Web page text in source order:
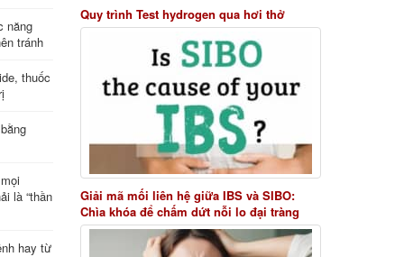
năng
tránh
thuốc
là “thần
hay từ
Quy trình Test hydrogen qua hơi thở
Giải mã mối liên hệ giữa IBS và SIBO:
Chìa khóa để chấm dứt nỗi lo đại tràng